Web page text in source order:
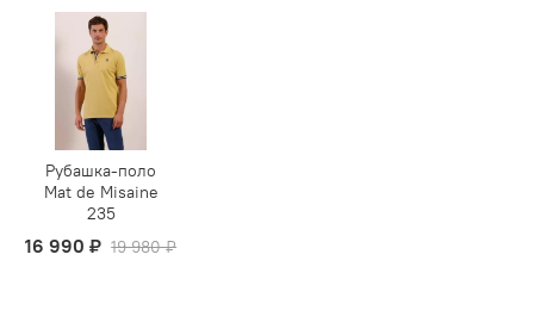
Рубашка-поло
Mat de Misaine
235
16 990 ₽ 19 980 ₽